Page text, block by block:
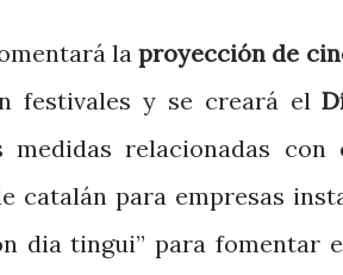
laproyección de
festivales y se creará el
medidas relacionadas con
catalán para empresas
dia tingui” para fomentar